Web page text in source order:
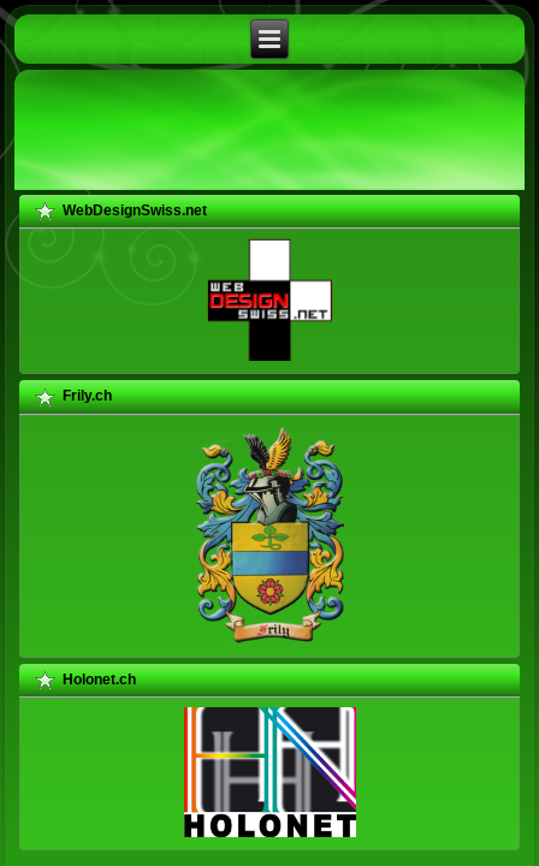
WebDesignSwiss.net
Frily.ch
Holonet.ch